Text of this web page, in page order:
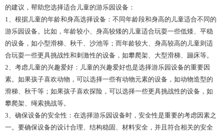
的建议，帮助您选择适合儿童的游乐园设备：
1、根据儿童的年龄和身高选择设备：不同年龄段和身高的儿童适合不同的
游乐园设备。比如，年龄较小、身高较矮的儿童适合玩耍一些低矮、平稳
的设备，如小型滑梯、秋千、沙池等；而年龄较大、身高较高的儿童则适
合玩耍一些更具挑战性和刺激性的设备，如攀爬架、大型滑梯、蹦床等。
2、考虑儿童的兴趣爱好：儿童的兴趣爱好也是选择游乐园设备的重要因
素。如果孩子喜欢动物，可以选择一些有动物元素的设备，如动物造型的
滑梯、秋千等；如果孩子喜欢探险，可以选择一些更具挑战性的设备，如
攀爬架、绳索挑战等。
3、确保设备的安全性：在选择游乐园设备时，安全性是重要的考虑因素之
一。要确保设备的设计合理、结构稳固、材料安全，并且符合相关的安全